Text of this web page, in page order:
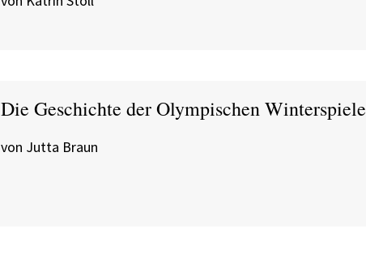
Die Geschichte der Olympischen Winterspiele
von Jutta Braun